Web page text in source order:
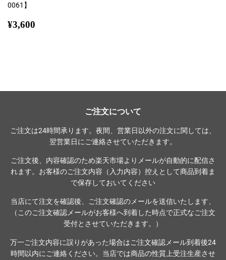
0061】
通
¥3,600
ご注文について
ご注文は24時間承ります。夜間、営業日以外の注文に関しては、
翌営業日にご連絡させていただきます。
ご注文後、内容確認のため楽天市場よりメールが自動的に配信さ
れます。お客様のご注文内容（入力内容）控えとして商品到着ま
で保存しておいてください
当店にて注文を確認後、ご注文確認のメールを送信いたします、
（このご注文確認メールがお客様へ到着した時点で正式なご注文
受付とさせていただきます。）
万一ご注文内容に誤りがあった場合はご注文確認メール到着後24
時間以内にご連絡ください。当店では商品の性質上受注生産させ